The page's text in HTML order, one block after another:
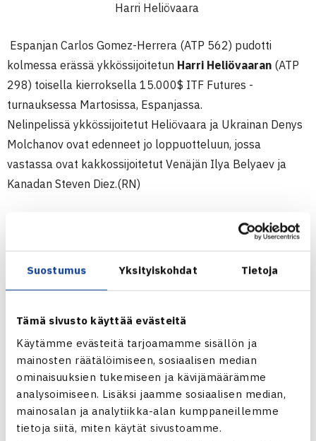
Suostumus Yksityiskohdat Tietoja
Tämä sivusto käyttää evästeitä
Käytämme evästeitä tarjoamamme sisällön ja
mainosten räätälöimiseen, sosiaalisen median
ominaisuuksien tukemiseen ja kävijämäärämme
analysoimiseen. Lisäksi jaamme sosiaalisen median,
mainosalan ja analytiikka-alan kumppaneillemme
tietoja siitä, miten käytät sivustoamme.
Harri Heliövaara
Espanjan Carlos Gomez-Herrera (ATP 562) pudotti
kolmessa erässä ykkössijoitetun Harri Heliövaaran (ATP
298) toisella kierroksella 15.000$ ITF Futures -
turnauksessa Martosissa, Espanjassa.
Nelinpelissä ykkössijoitetut Heliövaara ja Ukrainan Denys
Molchanov ovat edenneet jo loppuotteluun, jossa
vastassa ovat kakkossijoitetut Venäjän Ilya Belyaev ja
Kanadan Steven Diez.(RN)
2.kierrosta: Carlos Gomez-Herrera Espanja – Harri
Nelinpeli
Puolivälieriä: Heliövaara/Denys Molchanov Ukraina (1.) –
Michael Look Australia/Ramkumar Ramanathan Intia 62
63
Välieriä: Heliövaara/Molchanov – Juan Jose Leal-
Gomez/Borja Rodriguez Manzano 63 60